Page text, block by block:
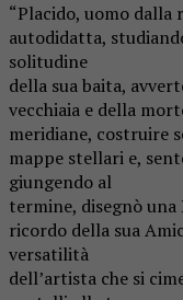
“Placido, uomo
autodidatta,
solitudine
della sua baita,
vecchiaia e della
meridiane, costruire
mappe stellari e,
giungendo al
termine, disegnò una
ricordo della sua
versatilità
dell’artista che si